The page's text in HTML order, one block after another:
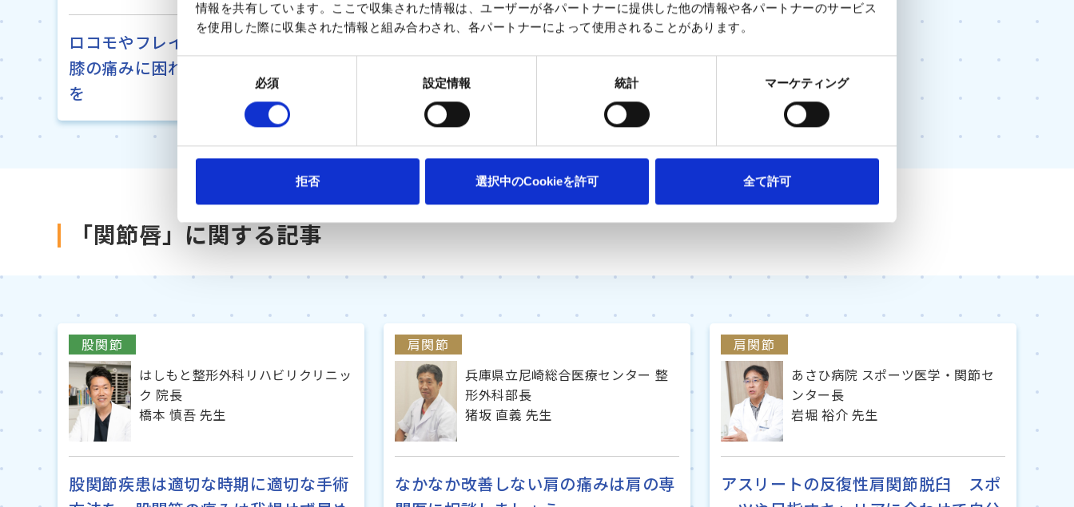
情報を共有しています。ここで収集された情報は、ユーザーが各パートナーに提供した他の情報や各パートナーのサービス
を使用した際に収集された情報と組み合わされ、各パートナーによって使用されることがあります。
同
選
必須 設定情報 統計 マーケティング
拒否 選択中のCookieを許可 全て許可
ロコモやフレイルを予防するためにも
膝の痛みに困れば早めに専門医に相談
を
「関節唇」に関する記事
股関節
はしもと整形外科リハビリクリニッ
ク 院長
橋本 慎吾 先生
股関節疾患は適切な時期に適切な手術
肩関節
兵庫県立尼崎総合医療センター 整
形外科部長
猪坂 直義 先生
なかなか改善しない肩の痛みは肩の専
肩関節
あさひ病院 スポーツ医学・関節セ
ンター長
岩堀 裕介 先生
アスリートの反復性肩関節脱臼 スポ